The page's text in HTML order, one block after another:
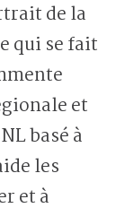
de la
qui se fait
et
basé à
les
et à